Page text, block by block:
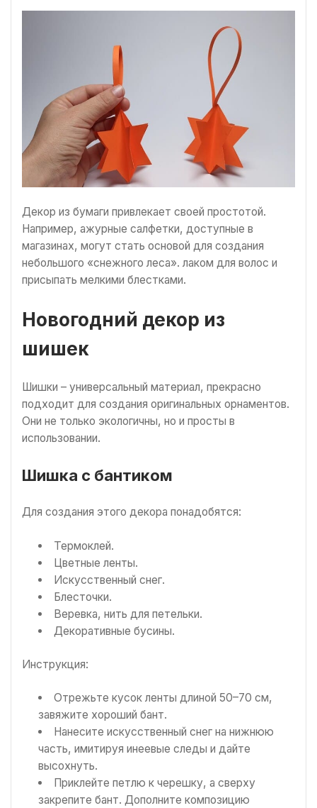
Декор из бумаги привлекает своей простотой.
Например, ажурные салфетки, доступные в
магазинах, могут стать основой для создания
небольшого «снежного леса». лаком для волос и
присыпать мелкими блестками.
Новогодний декор из
шишек
Шишки – универсальный материал, прекрасно
подходит для создания оригинальных орнаментов.
Они не только экологичны, но и просты в
использовании.
Шишка с бантиком
Для создания этого декора понадобятся:
Термоклей.
Цветные ленты.
Искусственный снег.
Блесточки.
Веревка, нить для петельки.
Декоративные бусины.
Инструкция:
Отрежьте кусок ленты длиной 50–70 см,
завяжите хороший бант.
Нанесите искусственный снег на нижнюю
часть, имитируя инеевые следы и дайте
высохнуть.
Приклейте петлю к черешку, а сверху
закрепите бант. Дополните композицию